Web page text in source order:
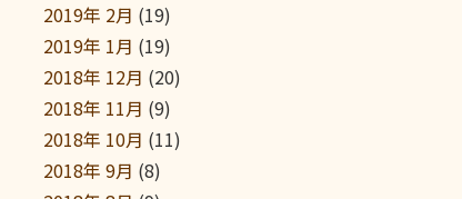
2019年 2月 (19)
2019年 1月 (19)
2018年 12月 (20)
2018年 11月 (9)
2018年 10月 (11)
2018年 9月 (8)